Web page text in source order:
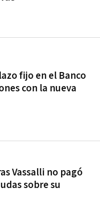
fijo en el Banco
con la nueva
Vassalli no pagó
sobre su